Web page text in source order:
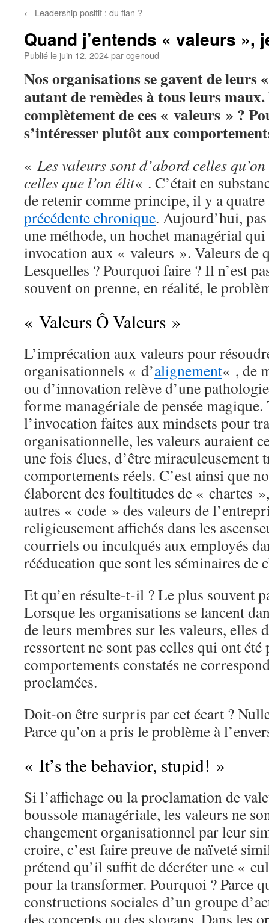
← Leadership positif : du flan ?
Quand j’entends « valeurs »,
Publié le juin 12, 2024parcgenoud
Nos organisations se gavent de leurs
autant de remèdes à tous leurs
complètement de ces « valeurs » ?
s’intéresser plutôt aux
« Les valeurs sont d’abord celles
celles que l’on élit« . C’était en
de retenir comme principe, il y a quatre
précédente chronique. Aujourd’hui,
une méthode, un hochet managérial
invocation aux « valeurs ». Valeurs de
Lesquelles ? Pourquoi faire ? Il n’est
souvent on prenne, en réalité, le
« Valeurs Ô Valeurs »
L’imprécation aux valeurs pour
organisationnels « d’alignement« , de
ou d’innovation relève d’une
forme managériale de pensée
l’invocation faites aux mindsets pour
organisationnelle, les valeurs auraient
une fois élues, d’être miraculeusement
comportements réels. C’est ainsi que
élaborent des foultitudes de « chartes
autres « code » des valeurs de
religieusement affichés dans les
courriels ou inculqués aux employés
rééducation que sont les séminaires de
Et qu’en résulte-t-il ? Le plus souvent
Lorsque les organisations se lancent
de leurs membres sur les valeurs, elles
ressortent ne sont pas celles qui ont été
comportements constatés ne
proclamées.
Doit-on être surpris par cet écart ?
Parce qu’on a pris le problème à
« It’s the behavior, stupid! »
Si l’affichage ou la proclamation de
boussole managériale, les valeurs ne
changement organisationnel par leur
croire, c’est faire preuve de naïveté
prétend qu’il suffit de décréter une «
pour la transformer. Pourquoi ? Parce
constructions sociales d’un groupe
des concepts ou des slogans. Dans les